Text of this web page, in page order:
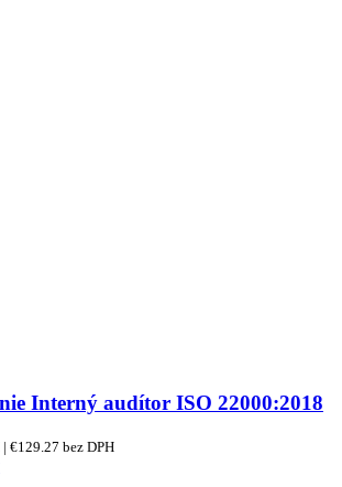
Interný audítor ISO 22000:2018
| €129.27 bez DPH